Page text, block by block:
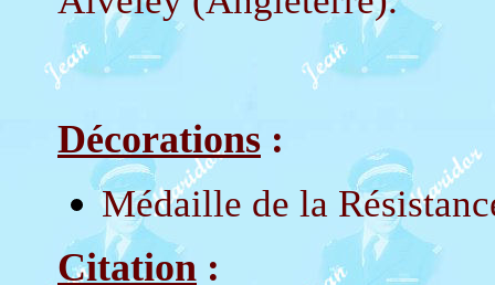
Décorations :
Médaille de la
Citation :